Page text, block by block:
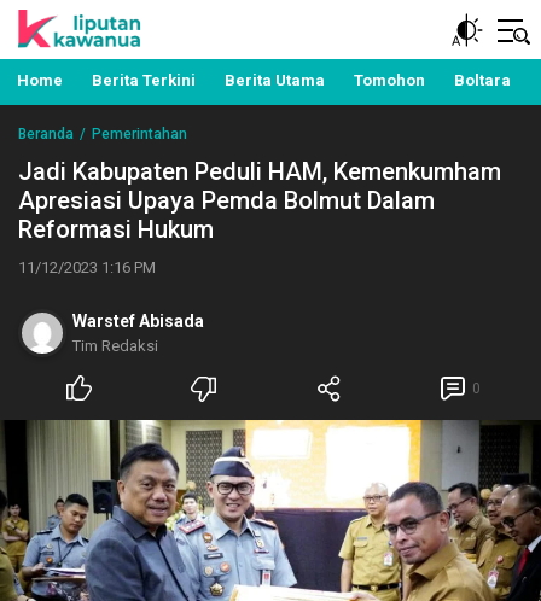
Liputan Kawanua
Berita Manado, Sulawesi Utara, Kawanua, Politik,
Pemerintahan, Hukum Kriminal dan Nasional
Home Berita Terkini Berita Utama Tomohon Boltara
Beranda Pemerintahan
Jadi Kabupaten Peduli HAM, Kemenkumham
Apresiasi Upaya Pemda Bolmut Dalam
Reformasi Hukum
11/12/2023 1:16 PM
Warstef Abisada
Tim Redaksi
0